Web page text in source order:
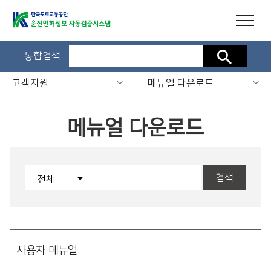
통합검색 검색
고객지원 메뉴얼 다운로드
메뉴얼 다운로드
검색
사용자 메뉴얼